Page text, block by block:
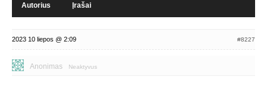
Autorius Įrašai
2023 10 liepos @ 2:09 #8227
Anonimas Neaktyvus